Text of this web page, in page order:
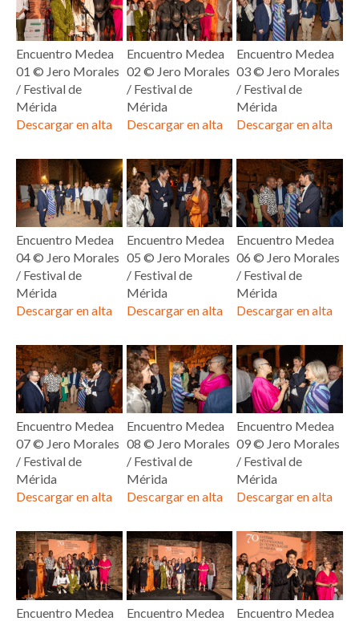
Encuentro Medea
01 ©️ Jero Morales
/ Festival de
Mérida
Descargar en alta
Encuentro Medea
02 ©️ Jero Morales
/ Festival de
Mérida
Descargar en alta
Encuentro Medea
03 ©️ Jero Morales
/ Festival de
Mérida
Descargar en alta
Encuentro Medea
04 ©️ Jero Morales
/ Festival de
Mérida
Descargar en alta
Encuentro Medea
05 ©️ Jero Morales
/ Festival de
Mérida
Descargar en alta
Encuentro Medea
06 ©️ Jero Morales
/ Festival de
Mérida
Descargar en alta
Encuentro Medea
07 ©️ Jero Morales
/ Festival de
Mérida
Descargar en alta
Encuentro Medea
08 ©️ Jero Morales
/ Festival de
Mérida
Descargar en alta
Encuentro Medea
09 ©️ Jero Morales
/ Festival de
Mérida
Descargar en alta
Encuentro Medea
Encuentro Medea
Encuentro Medea